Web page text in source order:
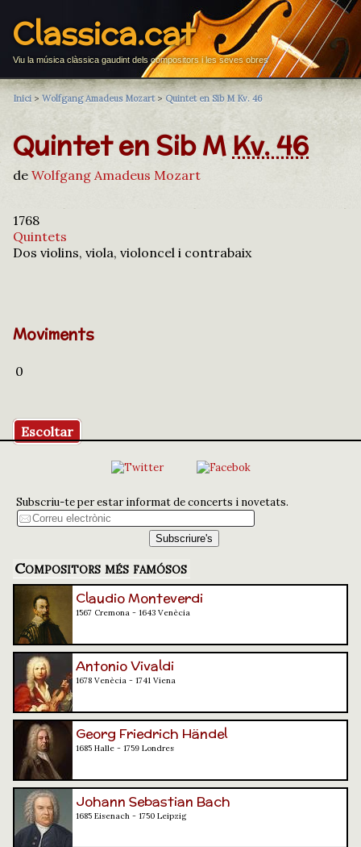
Classica.cat
Viu la música clàssica gaudint dels compositors i les seves obres
Inici > Wolfgang Amadeus Mozart> Quintet en Sib M Kv. 46
Quintet en Sib MKv. 46
de Wolfgang Amadeus Mozart
1768
Quintets
Dos violins, viola, violoncel i contrabaix
Moviments
0
Escoltar
Subscriu-te per estar informat de concerts i novetats.
Compositors més famósos
Claudio Monteverdi
1567 Cremona - 1643 Venècia
Antonio Vivaldi
1678 Venècia - 1741 Viena
Georg Friedrich Händel
1685 Halle - 1759 Londres
Johann Sebastian Bach
1685 Eisenach - 1750 Leipzig